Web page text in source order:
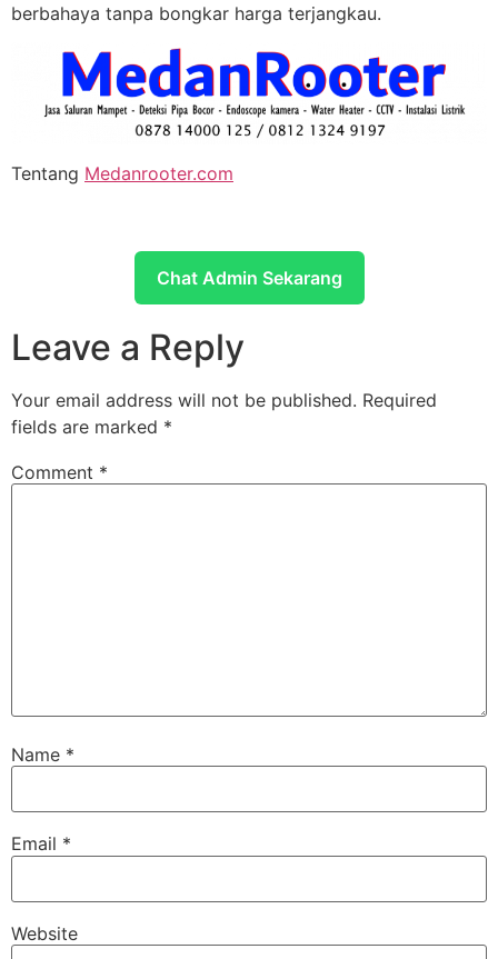
berbahaya tanpa bongkar harga terjangkau.
Tentang Medanrooter.com
Chat Admin Sekarang
Leave a Reply
Your email address will not be published. Required
fields are marked *
Comment *
Name *
Email *
Website